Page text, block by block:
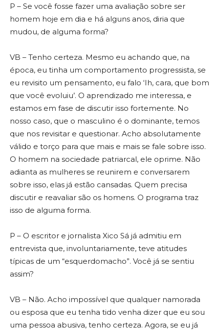
P – Se você fosse fazer uma avaliação sobre ser
homem hoje em dia e há alguns anos, diria que
mudou, de alguma forma?
VB – Tenho certeza. Mesmo eu achando que, na
época, eu tinha um comportamento progressista, se
eu revisito um pensamento, eu falo ‘Ih, cara, que bom
que você evoluiu’. O aprendizado me interessa, e
estamos em fase de discutir isso fortemente. No
nosso caso, que o masculino é o dominante, temos
que nos revisitar e questionar. Acho absolutamente
válido e torço para que mais e mais se fale sobre isso.
O homem na sociedade patriarcal, ele oprime. Não
adianta as mulheres se reunirem e conversarem
sobre isso, elas já estão cansadas. Quem precisa
discutir e reavaliar são os homens. O programa traz
isso de alguma forma.
P – O escritor e jornalista Xico Sá já admitiu em
entrevista que, involuntariamente, teve atitudes
típicas de um “esquerdomacho”. Você já se sentiu
assim?
VB – Não. Acho impossível que qualquer namorada
ou esposa que eu tenha tido venha dizer que eu sou
uma pessoa abusiva, tenho certeza. Agora, se eu já